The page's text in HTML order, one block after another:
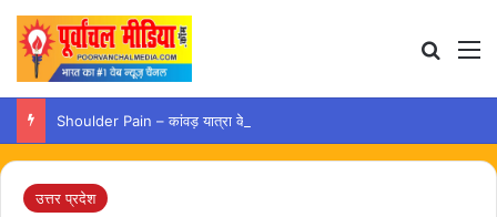
उत्तर प्रदेश